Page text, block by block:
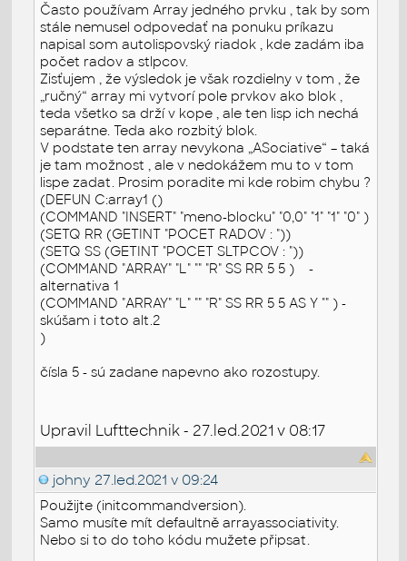
Často používam Array jedného prvku , tak by som
stále nemusel odpovedať na ponuku príkazu
napisal som autolispovský riadok , kde zadám iba
počet radov a stlpcov.
Zisťujem , že výsledok je však rozdielny v tom , že
„ručný“ array mi vytvorí pole prvkov ako blok ,
teda všetko sa drží v kope , ale ten lisp ich nechá
separátne. Teda ako rozbitý blok.
V podstate ten array nevykona „ASociative“ – taká
je tam možnost , ale v nedokážem mu to v tom
lispe zadat. Prosim poradite mi kde robim chybu ?
(DEFUN C:array1 ()
(COMMAND "INSERT" "meno-blocku" "0,0" "1" "1" "0" )
(SETQ RR (GETINT "POCET RADOV : "))
(SETQ SS (GETINT "POCET SLTPCOV : "))
(COMMAND "ARRAY" "L" "" "R" SS RR 5 5 ) -
alternativa 1
(COMMAND "ARRAY" "L" "" "R" SS RR 5 5 AS Y "" ) -
skúšam i toto alt.2
)
čísla 5 - sú zadane napevno ako rozostupy.
Upravil Lufttechnik - 27.led.2021 v 08:17
johny 27.led.2021 v 09:24
Použijte (initcommandversion).
Samo musíte mít defaultně arrayassociativity.
Nebo si to do toho kódu mužete připsat.